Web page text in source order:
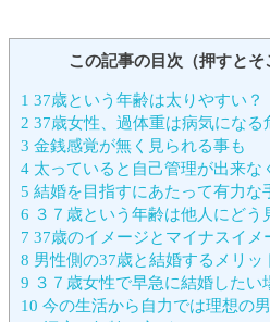
この記事の目次（押すとそ
1 37歳という年齢は太りやすい？
2 37歳女性、過体重は病気になる
3 金銭感覚が無く見られる事も
4 太っていると自己管理が出来な
5 結婚を目指すにあたって有力な
6 ３７歳という年齢は他人にどう
7 37歳のイメージとマイナスイメ
8 男性側の37歳と結婚するメリッ
9 ３７歳女性で早急に結婚したい
10 今の生活から自力では理想の